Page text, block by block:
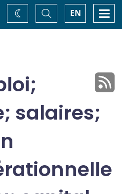
EN
Basculer
la
recherche
Changez
de
salaires;